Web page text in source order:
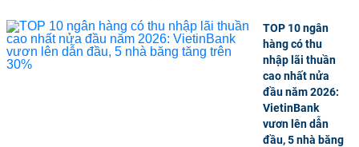
TOP 10 ngân
hàng có thu
nhập lãi thuần
cao nhất nửa
đầu năm 2026:
VietinBank
vươn lên dẫn
đầu, 5 nhà băng